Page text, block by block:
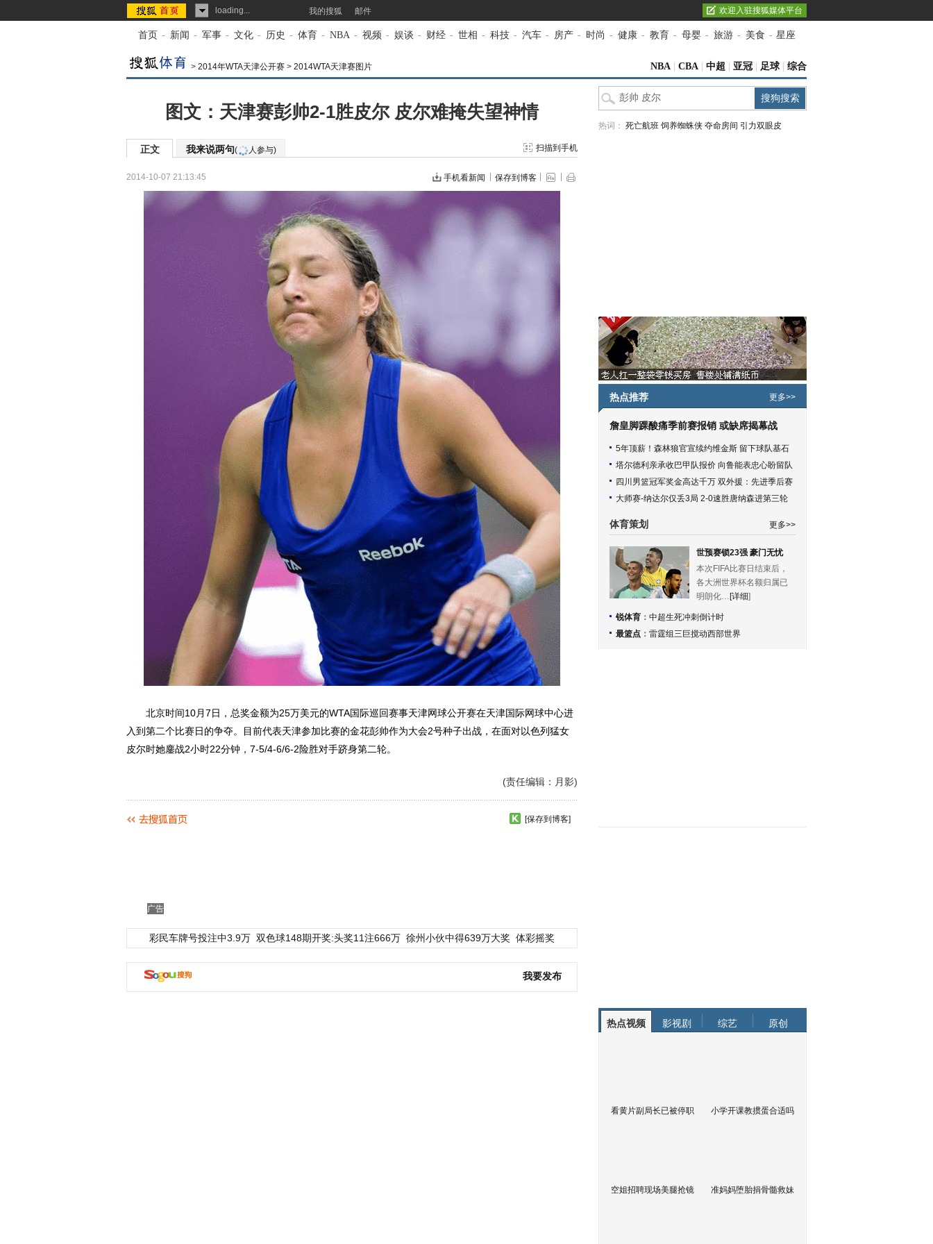
loading... 我的搜狐 邮件 欢迎入驻搜狐媒体平台
首页 - 新闻 - 军事 - 文化 - 历史 - 体育 - NBA - 视频 - 娱谈 - 财经 - 世相 - 科技 - 汽车 - 房产 - 时尚 - 健康 - 教育 - 母婴 - 旅游 - 美食 - 星座
> 2014年WTA天津公开赛 > 2014WTA天津赛图片 NBA CBA 中超 亚冠 足球 综合
图文：天津赛彭帅2-1胜皮尔 皮尔难掩失望神情
正文 我来说两句( 人参与) 扫描到手机
2014-10-07 21:13:45 手机看新闻 保存到博客
北京时间10月7日，总奖金额为25万美元的WTA国际巡回赛事天津网球公开赛在天津国际网球中心进
入到第二个比赛日的争夺。目前代表天津参加比赛的金花彭帅作为大会2号种子出战，在面对以色列猛女
皮尔时她鏖战2小时22分钟，7-5/4-6/6-2险胜对手跻身第二轮。
(责任编辑：月影)
[保存到博客]
广告
彩民车牌号投注中3.9万 双色球148期开奖:头奖11注666万 徐州小伙中得639万大奖 体彩摇奖
我要发布
热词： 死亡航班 饲养蜘蛛侠 夺命房间 引力双眼皮
热点推荐 更多>>
詹皇脚踝酸痛季前赛报销 或缺席揭幕战
5年顶薪！森林狼官宣续约维金斯 留下球队基石
塔尔德利亲承收巴甲队报价 向鲁能表忠心盼留队
四川男篮冠军奖金高达千万 双外援：先进季后赛
大师赛-纳达尔仅丢3局 2-0速胜唐纳森进第三轮
体育策划 更多>>
世预赛锁23强 豪门无忧
本次FIFA比赛日结束后，
各大洲世界杯名额归属已
明朗化… [详细]
锐体育 ： 中超生死冲刺倒计时
最篮点 ： 雷霆组三巨搅动西部世界
热点视频 影视剧 综艺 原创
看黄片副局长已被停职 小学开课教掼蛋合适吗
空姐招聘现场美腿抢镜 准妈妈堕胎捐骨髓救妹